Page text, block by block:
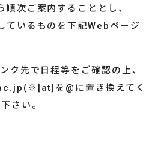
順次ご案内することとし、
ているものを下記Webページ
ク先で日程等をご確認の上、
を@に置き換えてく
さい。